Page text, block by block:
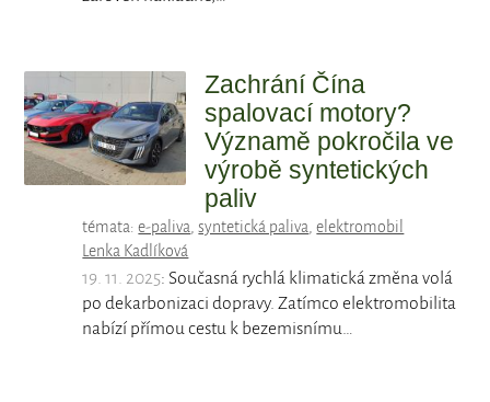
Zachrání Čína
spalovací motory?
Významě pokročila ve
výrobě syntetických
paliv
témata:e-paliva,syntetická paliva,elektromobil
Lenka Kadlíková
19. 11. 2025: Současná rychlá klimatická změna volá
po dekarbonizaci dopravy. Zatímco elektromobilita
nabízí přímou cestu k bezemisnímu…